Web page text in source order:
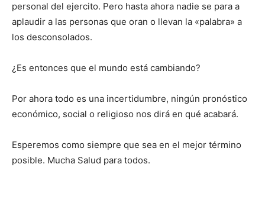
personal del ejercito. Pero hasta ahora nadie se para a
aplaudir a las personas que oran o llevan la «palabra» a
los desconsolados.
¿Es entonces que el mundo está cambiando?
Por ahora todo es una incertidumbre, ningún pronóstico
económico, social o religioso nos dirá en qué acabará.
Esperemos como siempre que sea en el mejor término
posible. Mucha Salud para todos.